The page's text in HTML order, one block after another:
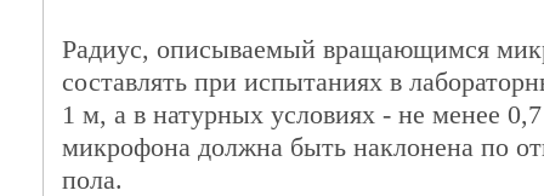
Радиус, описываемый вращающимся
составлять при испытаниях в
1 м, а в натурных условиях - не менее
микрофона должна быть наклонена по
пола.